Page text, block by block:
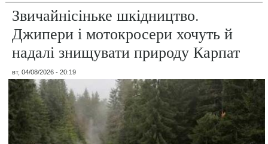
Звичайнісіньке шкідництво.
Джипери і мотокросери хочуть й
надалі знищувати природу Карпат
вт, 04/08/2026 - 20:19